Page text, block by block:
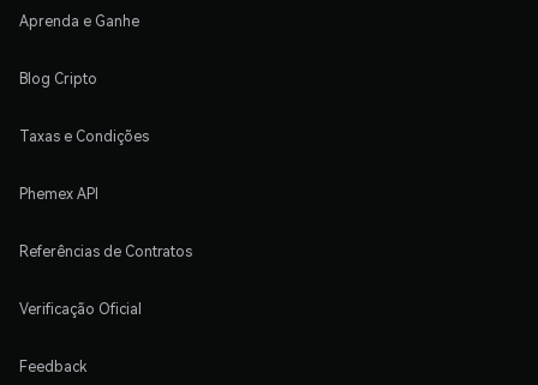
Aprenda e Ganhe
Blog Cripto
Taxas e Condições
Phemex API
Referências de Contratos
Verificação Oficial
Feedback